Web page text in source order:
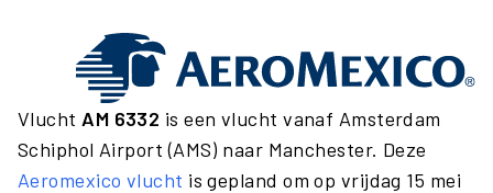
Vlucht AM 6332 is een vlucht vanaf Amsterdam
Schiphol Airport (AMS) naar Manchester. Deze
Aeromexico vlucht is gepland om op vrijdag 15 mei